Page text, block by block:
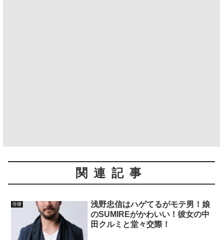
関連記事
俳優
浅野忠信はハゲてるがモテ男！娘
のSUMIREがかわいい！彼女の中
田クルミと堂々交際！